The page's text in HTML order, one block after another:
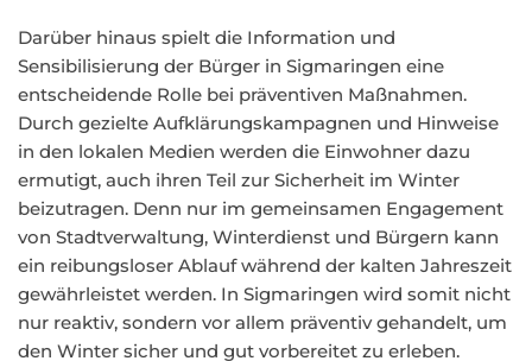
Darüber hinaus spielt die Information und
Sensibilisierung der Bürger in Sigmaringen eine
entscheidende Rolle bei präventiven Maßnahmen.
Durch gezielte Aufklärungskampagnen und Hinweise
in den lokalen Medien werden die Einwohner dazu
ermutigt, auch ihren Teil zur Sicherheit im Winter
beizutragen. Denn nur im gemeinsamen Engagement
von Stadtverwaltung, Winterdienst und Bürgern kann
ein reibungsloser Ablauf während der kalten Jahreszeit
gewährleistet werden. In Sigmaringen wird somit nicht
nur reaktiv, sondern vor allem präventiv gehandelt, um
den Winter sicher und gut vorbereitet zu erleben.